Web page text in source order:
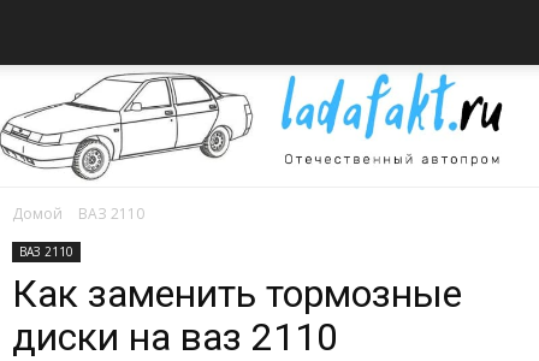
об
Домой ВАЗ 2110
ВАЗ 2110
Как заменить тормозные
диски на ваз 2110